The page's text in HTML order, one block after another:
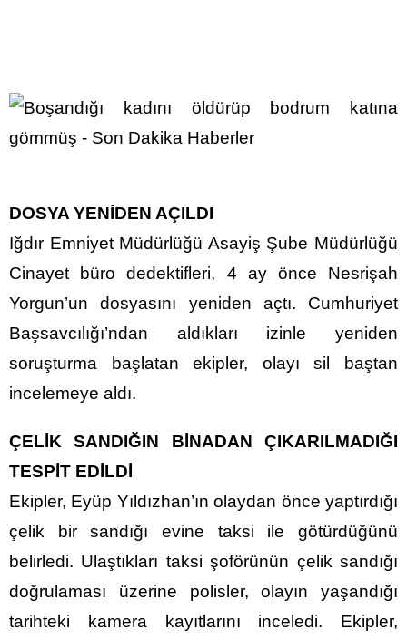
DOSYA YENİDEN AÇILDI
Iğdır Emniyet Müdürlüğü Asayiş Şube Müdürlüğü
Cinayet büro dedektifleri, 4 ay önce Nesrişah
Yorgun’un dosyasını yeniden açtı. Cumhuriyet
Başsavcılığı’ndan aldıkları izinle yeniden
soruşturma başlatan ekipler, olayı sil baştan
incelemeye aldı.
ÇELİK SANDIĞIN BİNADAN ÇIKARILMADIĞI
TESPİT EDİLDİ
Ekipler, Eyüp Yıldızhan’ın olaydan önce yaptırdığı
çelik bir sandığı evine taksi ile götürdüğünü
belirledi. Ulaştıkları taksi şoförünün çelik sandığı
doğrulaması üzerine polisler, olayın yaşandığı
tarihteki kamera kayıtlarını inceledi. Ekipler,